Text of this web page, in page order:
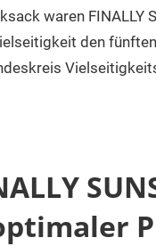
waren FINALLY
den